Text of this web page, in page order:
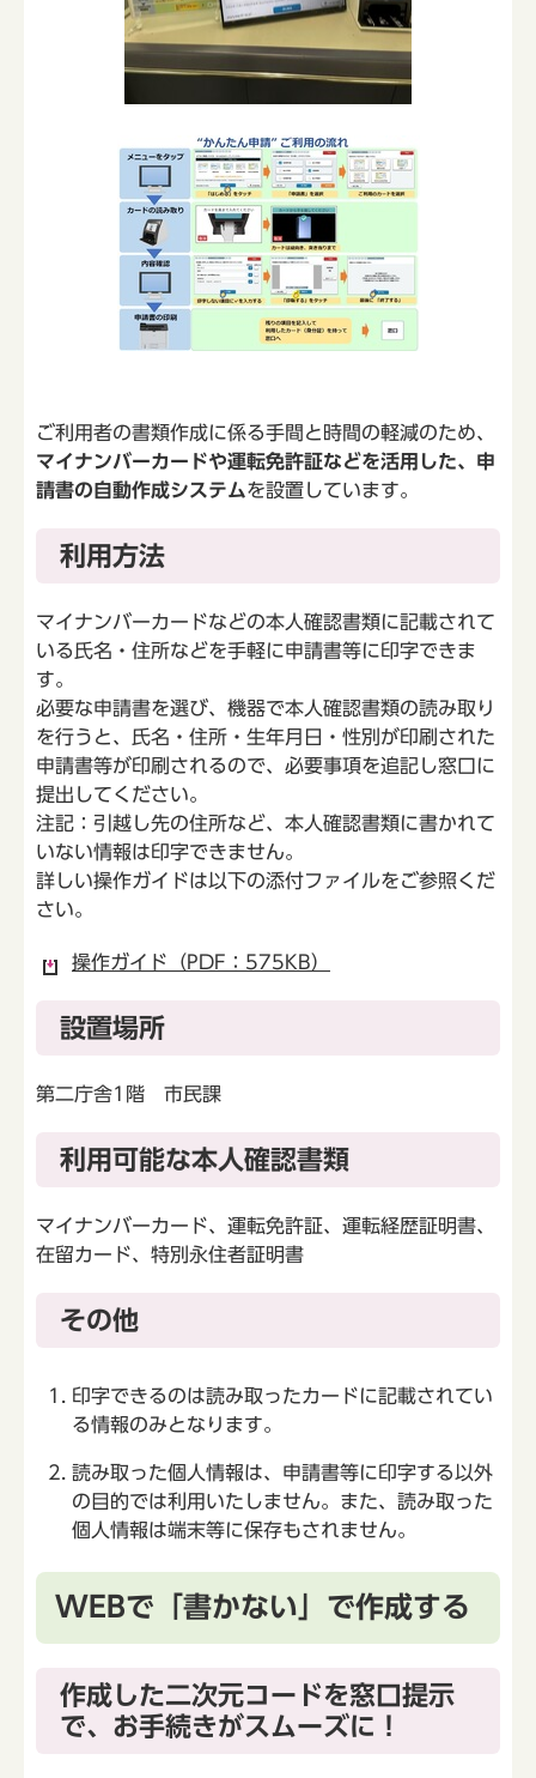
ご利用者の書類作成に係る手間と時間の軽減のため、
マイナンバーカードや運転免許証などを活用した、申
請書の自動作成システムを設置しています。
利用方法
マイナンバーカードなどの本人確認書類に記載されて
いる氏名・住所などを手軽に申請書等に印字できま
す。
必要な申請書を選び、機器で本人確認書類の読み取り
を行うと、氏名・住所・生年月日・性別が印刷された
申請書等が印刷されるので、必要事項を追記し窓口に
提出してください。
注記：引越し先の住所など、本人確認書類に書かれて
いない情報は印字できません。
詳しい操作ガイドは以下の添付ファイルをご参照くだ
さい。
操作ガイド（PDF：575KB）
設置場所
第二庁舎1階 市民課
利用可能な本人確認書類
マイナンバーカード、運転免許証、運転経歴証明書、
在留カード、特別永住者証明書
その他
印字できるのは読み取ったカードに記載されてい
る情報のみとなります。
読み取った個人情報は、申請書等に印字する以外
の目的では利用いたしません。また、読み取った
個人情報は端末等に保存もされません。
WEBで「書かない」で作成する
作成した二次元コードを窓口提示
で、お手続きがスムーズに！